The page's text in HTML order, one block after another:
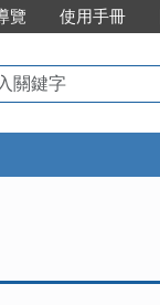
覽 使用手冊